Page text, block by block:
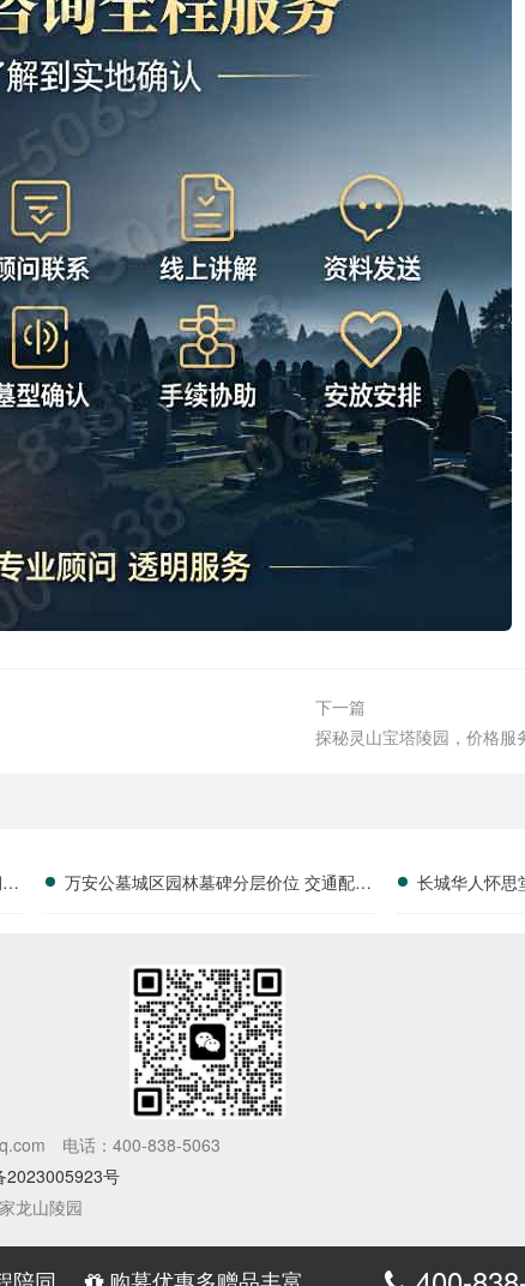
下一篇
探秘灵山宝塔陵园，价格服
万安公墓城区园林墓碑分层价位 交通配套
长城华人怀思
电话：400-838-5063
2023005923号
龙山陵园
陪同 购墓优惠多赠品丰富